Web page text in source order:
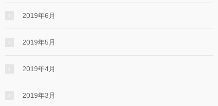
2019年6月
2019年5月
2019年4月
2019年3月